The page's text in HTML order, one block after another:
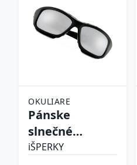
OKULIARE
Pánske
slnečné
okuliare
iŠPERKY